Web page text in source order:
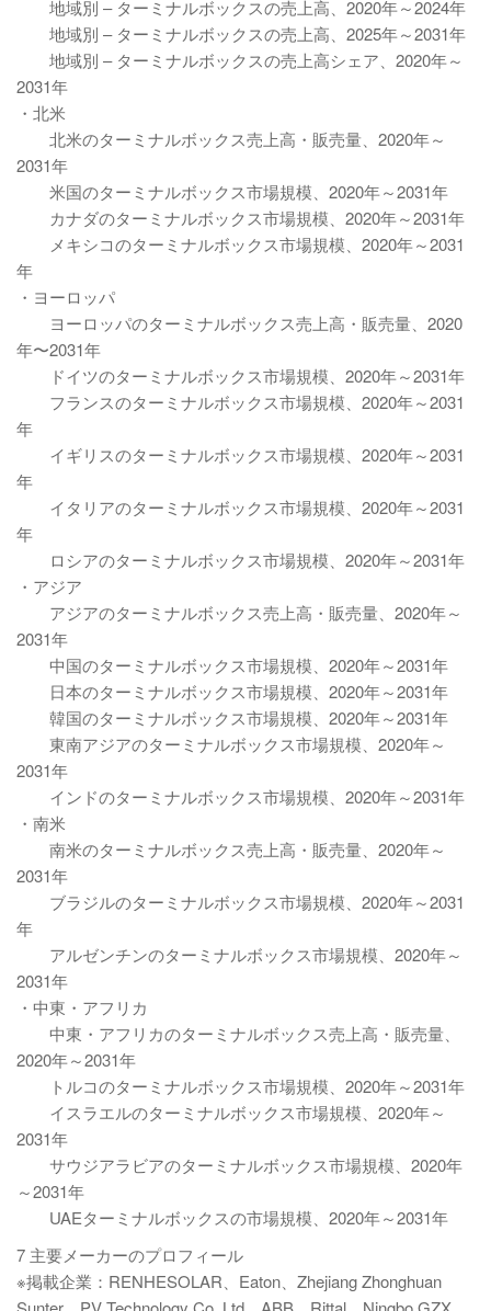
地域別 – ターミナルボックスの売上高、2020年～2024年
地域別 – ターミナルボックスの売上高、2025年～2031年
地域別 – ターミナルボックスの売上高シェア、2020年～
2031年
・北米
北米のターミナルボックス売上高・販売量、2020年～
2031年
米国のターミナルボックス市場規模、2020年～2031年
カナダのターミナルボックス市場規模、2020年～2031年
メキシコのターミナルボックス市場規模、2020年～2031
年
・ヨーロッパ
ヨーロッパのターミナルボックス売上高・販売量、2020
年〜2031年
ドイツのターミナルボックス市場規模、2020年～2031年
フランスのターミナルボックス市場規模、2020年～2031
年
イギリスのターミナルボックス市場規模、2020年～2031
年
イタリアのターミナルボックス市場規模、2020年～2031
年
ロシアのターミナルボックス市場規模、2020年～2031年
・アジア
アジアのターミナルボックス売上高・販売量、2020年～
2031年
中国のターミナルボックス市場規模、2020年～2031年
日本のターミナルボックス市場規模、2020年～2031年
韓国のターミナルボックス市場規模、2020年～2031年
東南アジアのターミナルボックス市場規模、2020年～
2031年
インドのターミナルボックス市場規模、2020年～2031年
・南米
南米のターミナルボックス売上高・販売量、2020年～
2031年
ブラジルのターミナルボックス市場規模、2020年～2031
年
アルゼンチンのターミナルボックス市場規模、2020年～
2031年
・中東・アフリカ
中東・アフリカのターミナルボックス売上高・販売量、
2020年～2031年
トルコのターミナルボックス市場規模、2020年～2031年
イスラエルのターミナルボックス市場規模、2020年～
2031年
サウジアラビアのターミナルボックス市場規模、2020年
～2031年
UAEターミナルボックスの市場規模、2020年～2031年
7 主要メーカーのプロフィール
※掲載企業：RENHESOLAR、Eaton、Zhejiang Zhonghuan